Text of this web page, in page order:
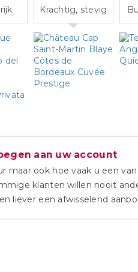
Krachtig, stevig
aan uw account
maar ook hoe vaak u een
klanten willen nooit
liever een afwisselend